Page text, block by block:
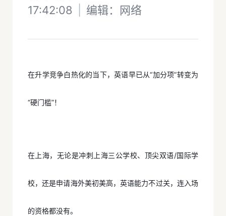
17:42:08
编辑： 网络
在升学竞争白热化的当下，英语早已从“加分项”转变为
“硬门槛”！
在上海，无论是冲刺上海三公学校、顶尖双语/国际学
校，还是申请海外美初美高，英语能力不过关，连入场
的资格都没有。